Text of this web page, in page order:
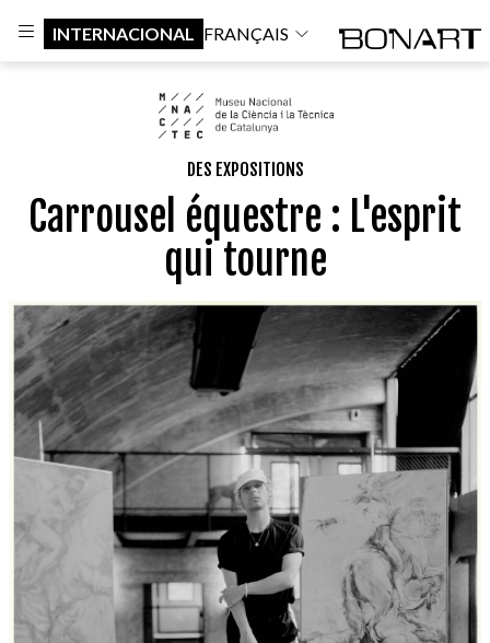
INTERNACIONAL FRANÇAIS
DES EXPOSITIONS
Carrousel équestre : L'esprit
qui tourne